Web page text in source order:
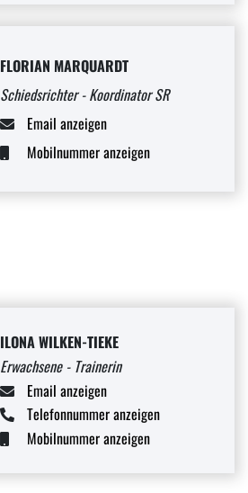
FLORIAN MARQUARDT
Schiedsrichter - Koordinator SR
Email anzeigen
Mobilnummer anzeigen
ILONA WILKEN-TIEKE
Erwachsene - Trainerin
Email anzeigen
Telefonnummer anzeigen
Mobilnummer anzeigen